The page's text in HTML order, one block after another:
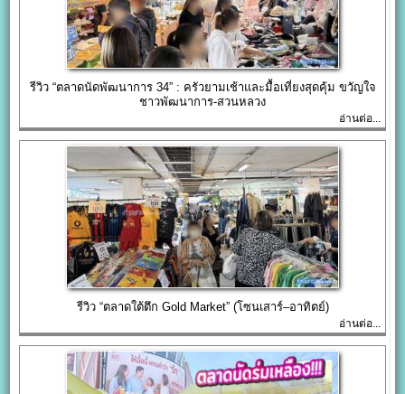
รีวิว “ตลาดนัดพัฒนาการ 34” : ครัวยามเช้าและมื้อเที่ยงสุดคุ้ม ขวัญใจ
ชาวพัฒนาการ-สวนหลวง
อ่านต่อ...
รีวิว “ตลาดใต้ตึก Gold Market” (โซนเสาร์–อาทิตย์)
อ่านต่อ...